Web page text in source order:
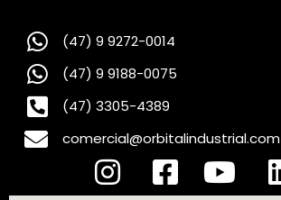
(47) 9 9272-0014
(47) 9 9188-0075
(47) 3305-4389
comercial@orbitalindustrial.com